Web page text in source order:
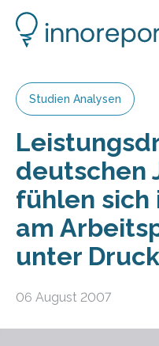
Studien Analysen
deutschen
fühlen sich
am
unter Druck
06 August 2007